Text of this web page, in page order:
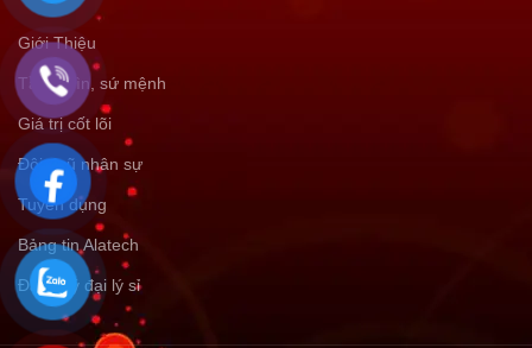
Giới Thiệu
Tầm nhìn, sứ mệnh
Giá trị cốt lõi
Đội ngũ nhân sự
Tuyển dụng
Bảng tin Alatech
Đăng ký đại lý sỉ